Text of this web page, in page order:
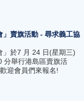
」賣旗活動 - 尋求義工協
」於7 月 24 日(星期三)
分舉行港島區賣旗活
迎會員們來報名!